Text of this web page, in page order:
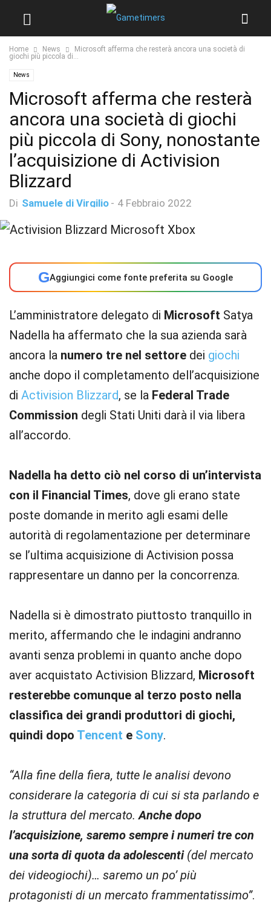
Home News
Microsoft afferma che resterà ancora una società di
giochi più piccola di...
News
Microsoft afferma che resterà
ancora una società di giochi
più piccola di Sony, nonostante
l’acquisizione di Activision
Blizzard
Di Samuele di Virgilio - 4 Febbraio 2022
GAggiungici come fonte preferita su Google
L’amministratore delegato di Microsoft Satya
Nadella ha affermato che la sua azienda sarà
ancora la numero tre nel settore dei giochi
anche dopo il completamento dell’acquisizione
di Activision Blizzard, se la Federal Trade
Commission degli Stati Uniti darà il via libera
all’accordo.
Nadella ha detto ciò nel corso di un’intervista
con il Financial Times, dove gli erano state
poste domande in merito agli esami delle
autorità di regolamentazione per determinare
se l’ultima acquisizione di Activision possa
rappresentare un danno per la concorrenza.
Nadella si è dimostrato piuttosto tranquillo in
merito, affermando che le indagini andranno
avanti senza problemi in quanto anche dopo
aver acquistato Activision Blizzard, Microsoft
resterebbe comunque al terzo posto nella
classifica dei grandi produttori di giochi,
quindi dopo Tencent e Sony.
“Alla fine della fiera, tutte le analisi devono
considerare la categoria di cui si sta parlando e
la struttura del mercato.Anche dopo
l’acquisizione, saremo sempre i numeri tre con
una sorta di quota da adolescenti (del mercato
dei videogiochi)… saremo un po’ più
protagonisti di un mercato frammentatissimo”.